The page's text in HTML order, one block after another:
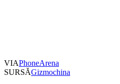
VIAPhoneArena
SURSĂGizmochina